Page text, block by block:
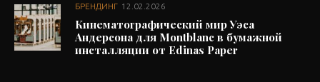
БРЕНДИНГ 12.02.2026
Кинематографический мир Уэса
Андерсона для Montblanc в бумажной
инсталляции от Edinas Paper